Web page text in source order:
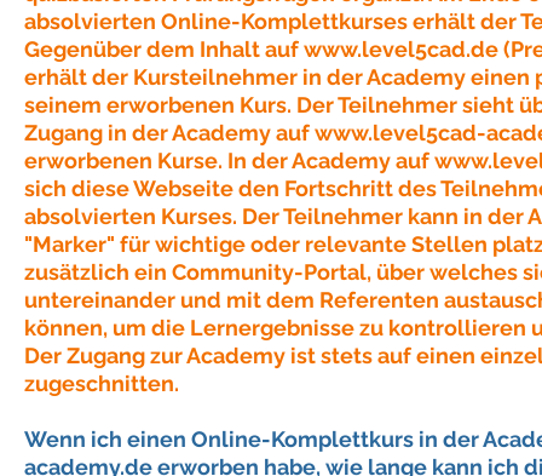
absolvierten Online-Komplettkurses erhält der
Gegenüber dem Inhalt aufwww.level5cad.de
erhält der Kursteilnehmer in der Academy einen
seinem erworbenen Kurs. Der Teilnehmer sieht
Zugang in der Academy aufwww.level5cad-
erworbenen Kurse. In der Academy auf
sich diese Webseite den Fortschritt des
absolvierten Kurses. Der Teilnehmer kann in der
"Marker" für wichtige oder relevante Stellen
zusätzlich ein Community-Portal, über welches
untereinander und mit dem Referenten
können, um die Lernergebnisse zu kontrollieren
Der Zugang zur Academy ist stets auf einen
zugeschnitten.
Wenn ich einen Online-Komplettkurs in der
academy.deerworben habe, wie lange kann ich